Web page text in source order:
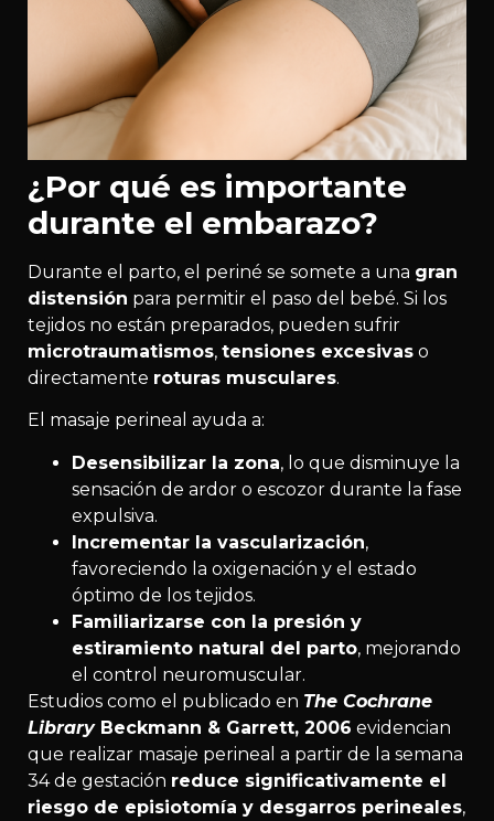
¿Por qué es importante
durante el embarazo?
Durante el parto, el periné se somete a una gran
distensión para permitir el paso del bebé. Si los
tejidos no están preparados, pueden sufrir
microtraumatismos, tensiones excesivas o
directamente roturas musculares.
El masaje perineal ayuda a:
Desensibilizar la zona, lo que disminuye la
sensación de ardor o escozor durante la fase
expulsiva.
Incrementar la vascularización,
favoreciendo la oxigenación y el estado
óptimo de los tejidos.
Familiarizarse con la presión y
estiramiento natural del parto, mejorando
el control neuromuscular.
Estudios como el publicado en The Cochrane
LibraryBeckmann & Garrett, 2006 evidencian
que realizar masaje perineal a partir de la semana
34 de gestación reduce significativamente el
riesgo de episiotomía y desgarros perineales,